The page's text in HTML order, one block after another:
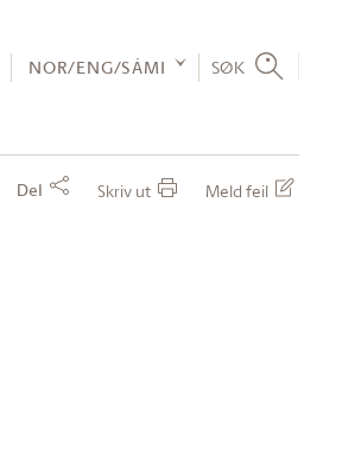
NOR/ENG/SÁMI SØK
Del Skriv ut Meld feil